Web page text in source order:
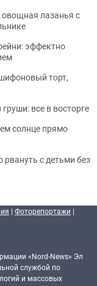
лазанья с
эффектно
торт,
все в восторге
солнце прямо
с детьми без
| Фоторепортажи |
«Nord-News» Эл
службой по
и массовых